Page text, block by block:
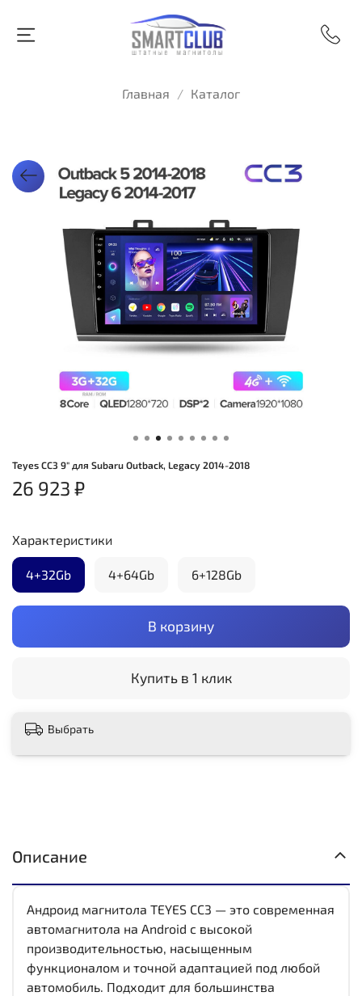
Главная Каталог
Teyes CC3 9" для Subaru Outback, Legacy 2014-2018
26 923 ₽
В корзину
Купить в 1 клик
Характеристики
4+32Gb 4+64Gb 6+128Gb
Выбрать
Описание
Андроид магнитола TEYES CC3 — это современная
автомагнитола на Android с высокой
производительностью, насыщенным
функционалом и точной адаптацией под любой
автомобиль. Подходит для большинства